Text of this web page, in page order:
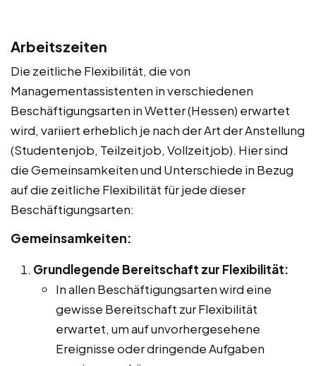
Arbeitszeiten
Die zeitliche Flexibilität, die von
Managementassistenten in verschiedenen
Beschäftigungsarten in Wetter (Hessen) erwartet
wird, variiert erheblich je nach der Art der Anstellung
(Studentenjob, Teilzeitjob, Vollzeitjob). Hier sind
die Gemeinsamkeiten und Unterschiede in Bezug
auf die zeitliche Flexibilität für jede dieser
Beschäftigungsarten:
Gemeinsamkeiten:
Grundlegende Bereitschaft zur Flexibilität:
In allen Beschäftigungsarten wird eine
gewisse Bereitschaft zur Flexibilität
erwartet, um auf unvorhergesehene
Ereignisse oder dringende Aufgaben